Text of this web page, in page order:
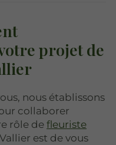
projet de
nous établissons
collaborer
rôle defleuriste
est de vous